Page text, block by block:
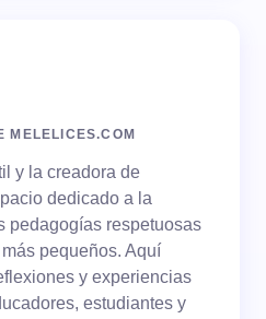
MELELICES.COM
y la creadora de
dedicado a la
pedagogías respetuosas
pequeños. Aquí
y experiencias
estudiantes y